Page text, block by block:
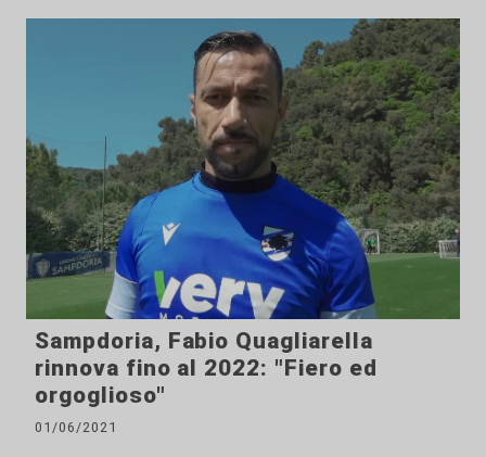
Sampdoria, Fabio Quagliarella
rinnova fino al 2022: "Fiero ed
orgoglioso"
01/06/2021